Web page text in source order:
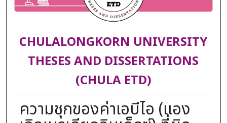
CHULALONGKORN UNIVERSITY
THESES AND DISSERTATIONS
(CHULA ETD)
ความชุกของค่าเอบีไอ (แอง